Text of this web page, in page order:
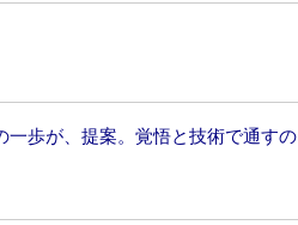
一歩が、提案。覚悟と技術で通すの